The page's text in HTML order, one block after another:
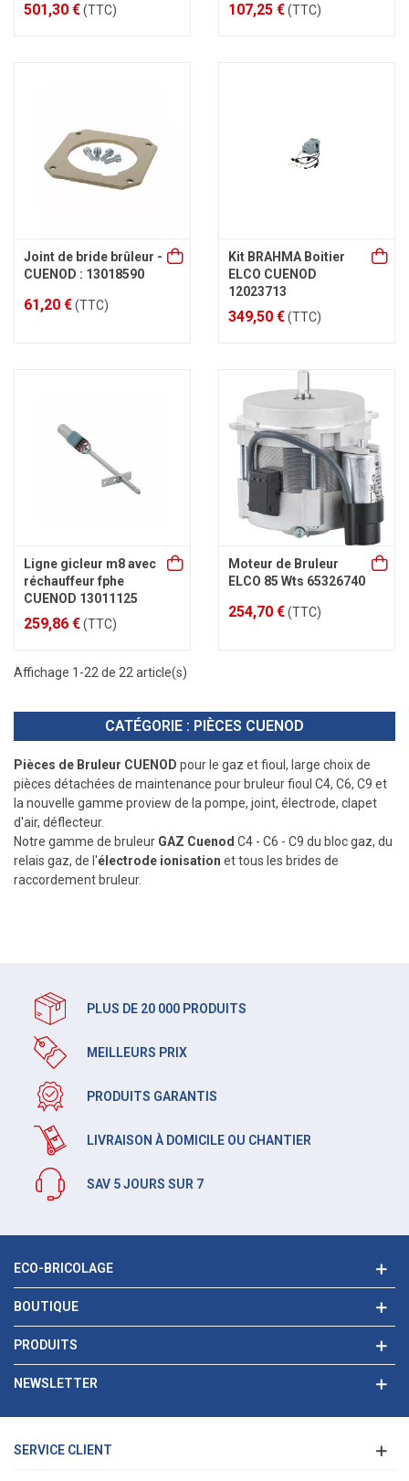
501,30 €(TTC) 107,25 €(TTC)
Joint de bride brûleur -
CUENOD : 13018590
61,20 €(TTC)
Kit BRAHMA Boitier
ELCO CUENOD
12023713
349,50 €(TTC)
Ligne gicleur m8 avec
réchauffeur fphe
CUENOD 13011125
259,86 €(TTC)
Moteur de Bruleur
ELCO 85 Wts 65326740
254,70 €(TTC)
Affichage 1-22 de 22 article(s)
CATÉGORIE : PIÈCES CUENOD
Pièces de Bruleur CUENOD pour le gaz et fioul, large choix de
pièces détachées de maintenance pour bruleur fioul C4, C6, C9 et
la nouvelle gamme proview de la pompe, joint, électrode, clapet
d'air, déflecteur.
Notre gamme de bruleur GAZ Cuenod C4 - C6 - C9 du bloc gaz, du
relais gaz, de l'électrode ionisation et tous les brides de
raccordement bruleur.
PLUS DE 20 000 PRODUITS
MEILLEURS PRIX
PRODUITS GARANTIS
LIVRAISON À DOMICILE OU CHANTIER
SAV 5 JOURS SUR 7
ECO-BRICOLAGE
BOUTIQUE
PRODUITS
NEWSLETTER
SERVICE CLIENT